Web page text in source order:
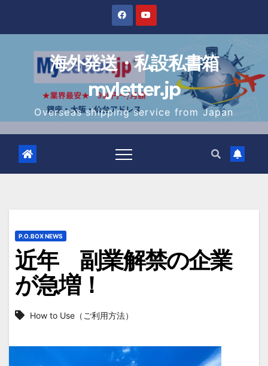
content
海外発送・私設私書箱
myletter.jp
Overseas shipping service from Japan
P.O.BOX NEWS
近年 副業解禁の企業
が急増！
How to Use（ご利用方法）